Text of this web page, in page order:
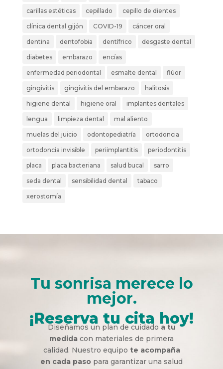
carillas estéticas cepillado cepillo de dientes
clínica dental gijón COVID-19 cáncer oral
dentina dentofobia dentífrico desgaste dental
diabetes embarazo encías
enfermedad periodontal esmalte dental flúor
gingivitis gingivitis del embarazo halitosis
higiene dental higiene oral implantes dentales
lengua limpieza dental mal aliento
muelas del juicio odontopediatría ortodoncia
ortodoncia invisible periimplantitis periodontitis
placa placa bacteriana salud bucal sarro
seda dental sensibilidad dental tabaco
xerostomía
Tu sonrisa merece lo
mejor.
¡Reserva tu cita hoy!
Diseñamos un plan de cuidado a tu
medida con materiales de primera
calidad. Nuestro equipo te acompaña
en cada paso para garantizar una salud